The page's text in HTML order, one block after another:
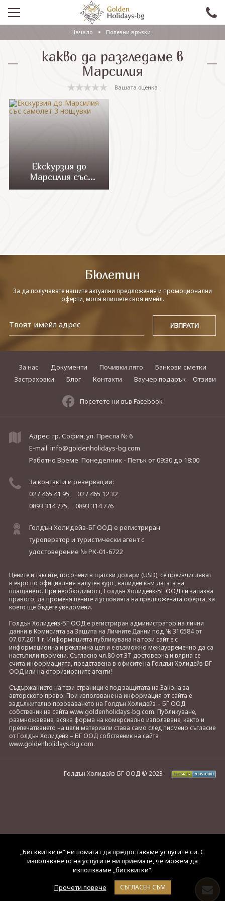
ПРОМО
EКСКУРЗИИ СЪС САМОЛЕТ
ЕКСКУРЗИИ С АВТОБУС
САМОЛЕТНИ ПОЧИВКИ
ЕКЗОТИКА
Начало Полезни връзки
какво да разгледаме в
Марсилия
Вашата оценка
Екскурзия до
Марсилия със
самолет 3 нощувки
Бюлетин
За да получавате нашите актуални предложения и промоционални
оферти, моля впишете своя имейл.
За нас Документи Почивки лято
Банкови сметки
Застраховки
Блог Контакти Ваучер подарък Отзиви
Посетете ни във Facebook
Адрес: гр. София, ул. Преспа № 6
E-mail: info@goldenholidays-bg.com
Работно Време: Понеделник - Петъкот 09:30 до 18:00
За контакти и резервации:
02 / 465 41 95,
02 / 465 12 32
0893 314 775,
0893 314 776
Голдън Холидейз-БГ ООД е регистриран
туроператор и туристически агент с
удостоверение № РК-01-6722
Цените и таксите, посочени в щатски долари (USD), се преизчисляват
в евро по официалния валутен курс, валиден към датата на
плащането. При необходимост, Голдън Холидейз-БГ ООД си запазва
правото, да променя цените и условията на предложената оферта, за
което ще бъдете уведомени.
Голдън Холидейз-БГ ООД е регистриран администратор на лични
данни в Комисията за Защита на Личните Данни под № 310584 от
07.07.2011 г. Информацията публикувана на този сайт е с
информационна и рекламна цел и е възможно междувременно да са
настъпили промени. Съгласно чл.80 от ЗТ достоверна и вярна се
счита информацията, представена в офисите на Голдън Холидейз-БГ
ООД или на оторизираните агенти!
Съдържанието на тези страници е под защитата на Закона за
авторското право. При използване на информация от сайта е
задължително позоваването на Голдън Холидейз – БГ ООД
собственик на сайта www.goldenholidays-bg.com. Публикуване,
размножаване, всяка форма на комерсиално използване, както и
препечатването на цели материали става само след писмено съгласие
от Голдън Холидейз – БГ ООД собственик на сайта
www.goldenholidays-bg.com.
Голдън Холидейз-БГ ООД © 2023
„Бисквитките“ ни помагат да предоставяме услугите си. С
използването на услугите ни приемате, че можем да
използваме „бисквитки“.
Прочети повече
СЪГЛАСЕН СЪМ